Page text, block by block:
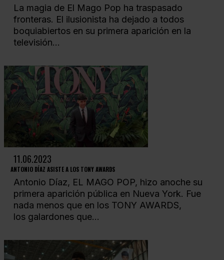
La magia de El Mago Pop ha traspasado
fronteras. El ilusionista ha dejado a todos
boquiabiertos en su primera aparición en la
televisión...
11.06.2023
ANTONIO DÍAZ ASISTE A LOS TONY AWARDS
Antonio Díaz, EL MAGO POP, hizo anoche su
primera aparición pública en Nueva York. Fue
nada menos que en los TONY AWARDS,
los galardones que...